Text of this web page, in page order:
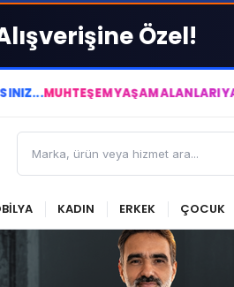
Özel!
YAŞAM ALANLARI
KADIN ERKEK ÇOCUK